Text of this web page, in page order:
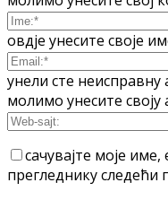
овдје унесите своје
унели сте неисправну
молимо унесите
сачувајте моје
прегледнику